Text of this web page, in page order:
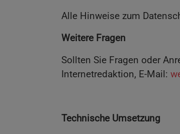
Alle Hinweise zum
Weitere Fragen
Sollten Sie Fragen oder
Internetredaktion, E-Mail:
Technische Umsetzung